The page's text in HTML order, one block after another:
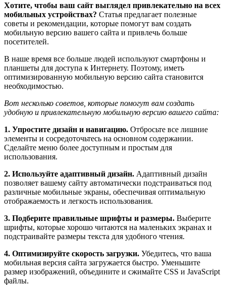
Хотите, чтобы ваш сайт выглядел привлекательно на всех
мобильных устройствах? Статья предлагает полезные
советы и рекомендации, которые помогут вам создать
мобильную версию вашего сайта и привлечь больше
посетителей.
В наше время все больше людей используют смартфоны и
планшеты для доступа к Интернету. Поэтому, иметь
оптимизированную мобильную версию сайта становится
необходимостью.
Вот несколько советов, которые помогут вам создать
удобную и привлекательную мобильную версию вашего сайта:
1. Упростите дизайн и навигацию. Отбросьте все лишние
элементы и сосредоточьтесь на основном содержании.
Сделайте меню более доступным и простым для
использования.
2. Используйте адаптивный дизайн. Адаптивный дизайн
позволяет вашему сайту автоматически подстраиваться под
различные мобильные экраны, обеспечивая оптимальную
отображаемость и легкость использования.
3. Подберите правильные шрифты и размеры. Выберите
шрифты, которые хорошо читаются на маленьких экранах и
подстраивайте размеры текста для удобного чтения.
4. Оптимизируйте скорость загрузки. Убедитесь, что ваша
мобильная версия сайта загружается быстро. Уменьшите
размер изображений, объедините и сжимайте CSS и JavaScript
файлы.